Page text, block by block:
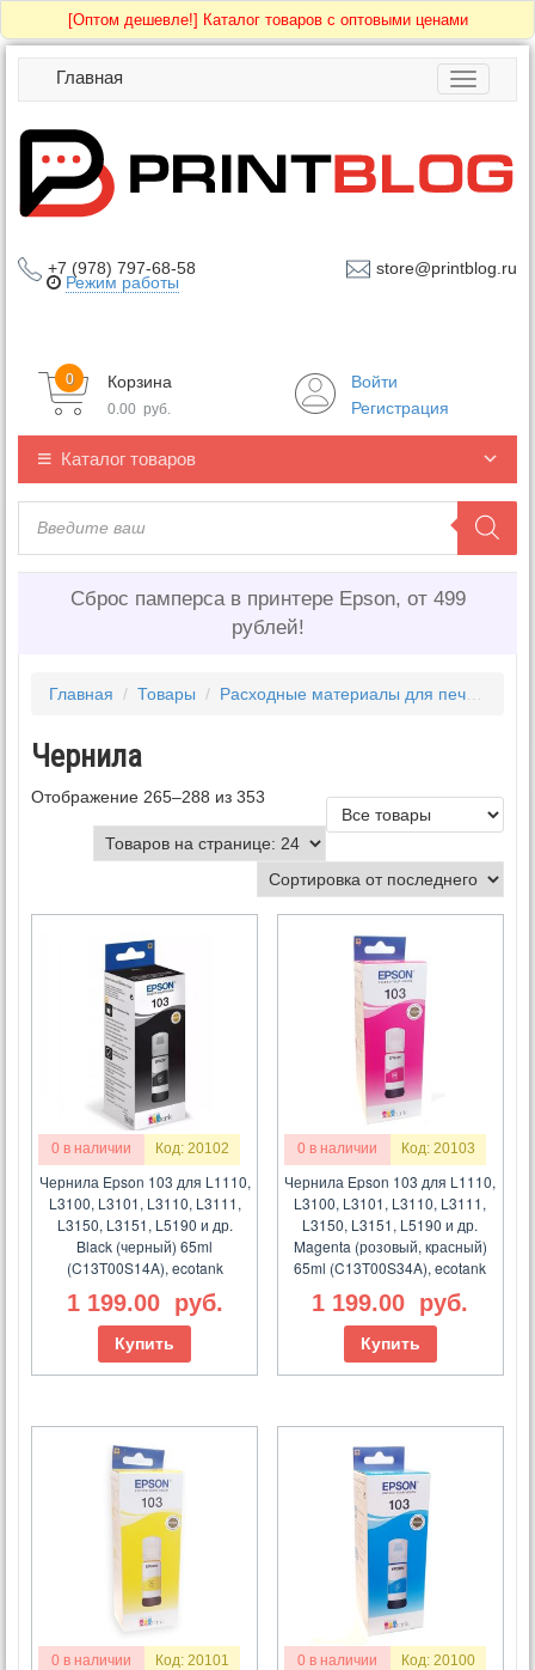
[Оптом дешевле!] Каталог товаров с оптовыми ценами
Toggle
Главная
+7 (978) 797-68-58 store@printblog.ru
Режим работы
Корзина
0
0.00 руб.
Войти
Регистрация
Каталог товаров
Сброс памперса в принтере Epson, от 499
рублей!
Главная / Товары / Расходные материалы для печати
Чернила
Отображение 265–288 из 353
0 в наличии Код: 20102
Чернила Epson 103 для L1110,
L3100, L3101, L3110, L3111,
L3150, L3151, L5190 и др.
Black (черный) 65ml
(C13T00S14A), ecotank
1 199.00 руб.
Купить
0 в наличии Код: 20103
Чернила Epson 103 для L1110,
L3100, L3101, L3110, L3111,
L3150, L3151, L5190 и др.
Magenta (розовый, красный)
65ml (C13T00S34A), ecotank
1 199.00 руб.
Купить
0 в наличии Код: 20101 0 в наличии Код: 20100